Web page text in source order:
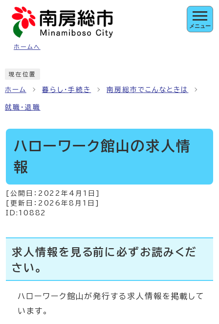
ページの先頭です
ホームへ
メニュー
現在位置
ホーム 暮らし・手続き 南房総市でこんなときは
就職・退職
ハローワーク館山の求人情
報
[公開日： 2022年4月1日
[更新日： 2026年8月1日
ID:10882
求人情報を見る前に必ずお読みくだ
さい。
ハローワーク館山が発行する求人情報を掲載して
います。